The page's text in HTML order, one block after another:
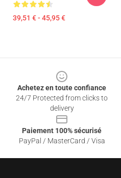
39,51 € - 45,95 €
Achetez en toute confiance
24/7 Protected from clicks to
delivery
Paiement 100% sécurisé
PayPal / MasterCard / Visa